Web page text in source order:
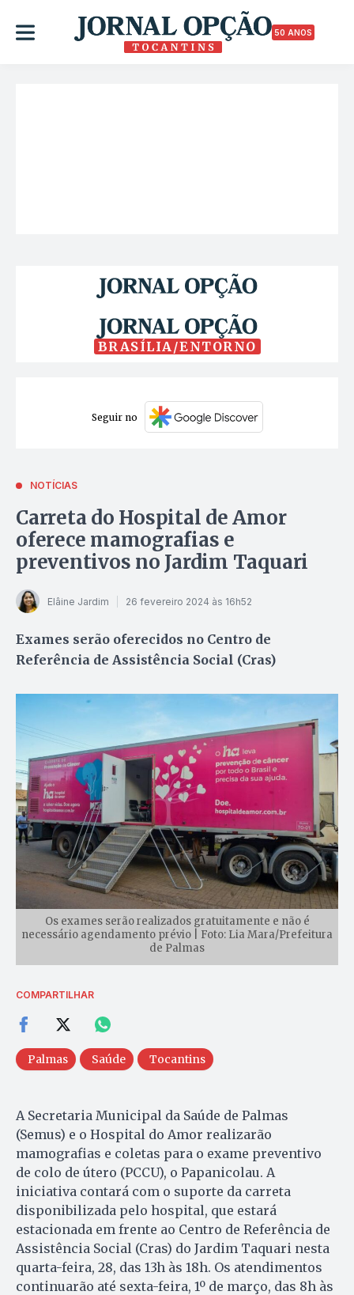
50 ANOS
BRASÍLIA/ENTORNO
Seguir no
NOTÍCIAS
Carreta do Hospital de Amor
oferece mamografias e
preventivos no Jardim Taquari
Elâine Jardim 26 fevereiro 2024 às 16h52
Exames serão oferecidos no Centro de
Referência de Assistência Social (Cras)
Os exames serão realizados gratuitamente e não é
necessário agendamento prévio | Foto: Lia Mara/Prefeitura
de Palmas
COMPARTILHAR
Palmas Saúde Tocantins
A Secretaria Municipal da Saúde de Palmas
(Semus) e o Hospital do Amor realizarão
mamografias e coletas para o exame preventivo
de colo de útero (PCCU), o Papanicolau. A
iniciativa contará com o suporte da carreta
disponibilizada pelo hospital, que estará
estacionada em frente ao Centro de Referência de
Assistência Social (Cras) do Jardim Taquari nesta
quarta-feira, 28, das 13h às 18h. Os atendimentos
continuarão até sexta-feira, 1º de março, das 8h às